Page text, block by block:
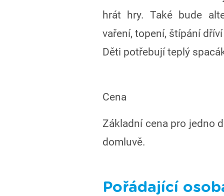
hrát hry. Také bude
vaření, topení, štípání
Děti potřebují teplý
Cena
Základní cena pro jedno
domluvě.
Pořádající